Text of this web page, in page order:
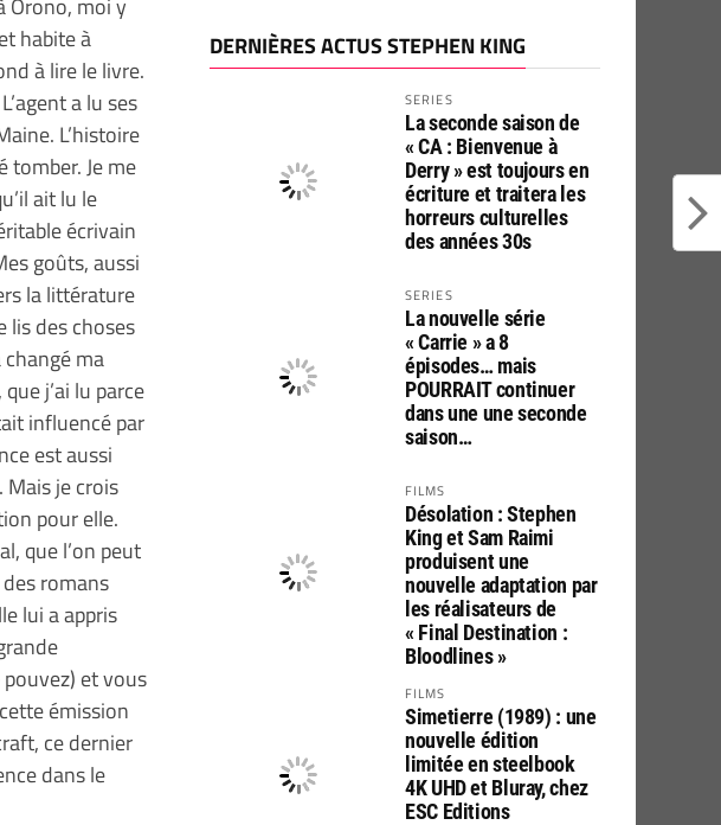
habite à
à lire le livre.
a lu ses
L’histoire
tomber. Je me
ait lu le
écrivain
goûts, aussi
la littérature
lis des choses
changé ma
j’ai lu parce
influencé par
est aussi
je crois
pour elle.
que l’on peut
romans
lui a appris
et vous
émission
ce dernier
dans le
DERNIÈRES ACTUS STEPHEN KING
SERIES
La seconde saison de
« CA : Bienvenue à
Derry » est toujours en
écriture et traitera les
horreurs culturelles
des années 30s
SERIES
La nouvelle série
« Carrie » a 8
épisodes… mais
POURRAIT continuer
dans une une seconde
saison…
FILMS
Désolation : Stephen
King et Sam Raimi
produisent une
nouvelle adaptation par
les réalisateurs de
« Final Destination :
Bloodlines »
FILMS
Simetierre (1989) : une
nouvelle édition
limitée en steelbook
4K UHD et Bluray, chez
ESC Editions